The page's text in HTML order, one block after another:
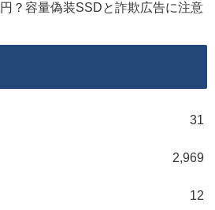
？容量偽装SSDと詐欺広告に注意
31
2,969
12